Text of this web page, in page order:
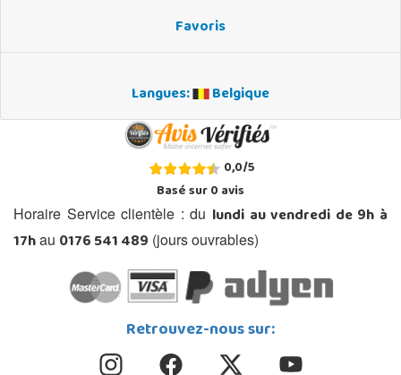
Favoris
Langues: Belgique
0,0/5
Basé sur0avis
Horaire Service clientèle : du lundi au vendredi de 9h à
17hau 0176 541 489 (jours ouvrables)
Retrouvez-nous sur: